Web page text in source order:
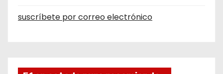
suscríbete por correo electrónico